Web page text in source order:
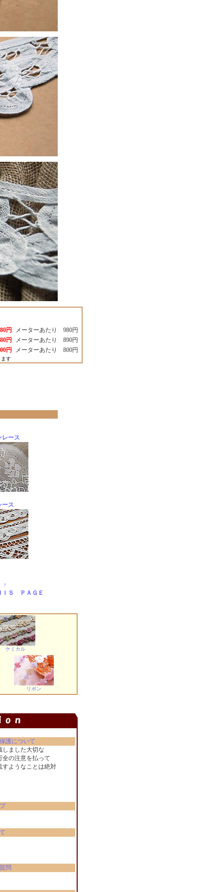
円
メーターあたり 980円
円
メーターあたり 890円
円
メーターあたり 800円
す
レース
ース
Ｓ ＰＡＧＥ
ケミカル
リボン
護について
しました大切な
全の注意を払って
すようなことは絶対
問